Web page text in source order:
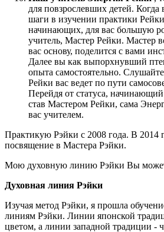
для повзрослевших детей. Когда
шаги в изучении практики Рейки
начинающих, для вас большую
учитель, Мастер Рейки. Мастер
вас основу, поделится с вами
Далее вы как выпорхнувший
опыта самостоятельно.
Рейки вас ведет по пути
Перейдя от статуса,
став Мастером Рейки, сама
вас учителем.
Практикую Рэйки с 2008 года. В 2014
посвящение в Мастера Рэйки.
Мою духовную линию Рэйки Вы
Духовная линия Рэйки
Изучая метод Рэйки, я прошла
линиям Рэйки. Линии японской
цветом, а линии западной традиции -